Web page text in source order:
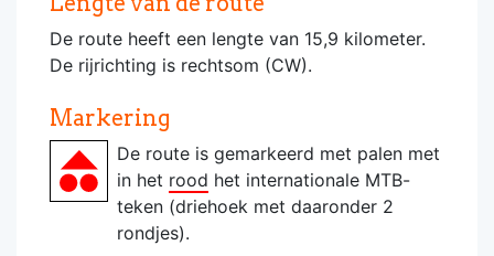
De route heeft een lengte van 15,9 kilometer.
De rijrichting is rechtsom (CW).
Markering
De route is gemarkeerd met palen met
in het rood het internationale MTB-
teken (driehoek met daaronder 2
rondjes).